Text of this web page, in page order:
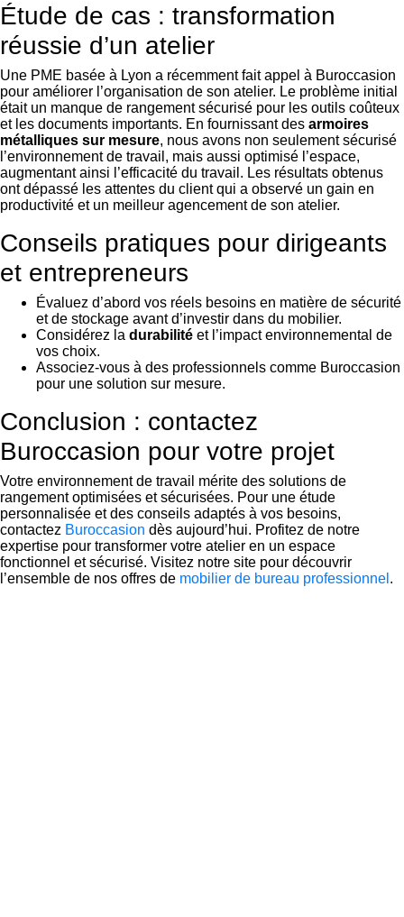
Étude de cas : transformation
réussie d’un atelier
Une PME basée à Lyon a récemment fait appel à Buroccasion
pour améliorer l’organisation de son atelier. Le problème initial
était un manque de rangement sécurisé pour les outils coûteux
et les documents importants. En fournissant des armoires
métalliques sur mesure, nous avons non seulement sécurisé
l’environnement de travail, mais aussi optimisé l’espace,
augmentant ainsi l’efficacité du travail. Les résultats obtenus
ont dépassé les attentes du client qui a observé un gain en
productivité et un meilleur agencement de son atelier.
Conseils pratiques pour dirigeants
et entrepreneurs
Évaluez d’abord vos réels besoins en matière de sécurité
et de stockage avant d’investir dans du mobilier.
Considérez la durabilité et l’impact environnemental de
vos choix.
Associez-vous à des professionnels comme Buroccasion
pour une solution sur mesure.
Conclusion : contactez
Buroccasion pour votre projet
Votre environnement de travail mérite des solutions de
rangement optimisées et sécurisées. Pour une étude
personnalisée et des conseils adaptés à vos besoins,
contactez Buroccasion dès aujourd’hui. Profitez de notre
expertise pour transformer votre atelier en un espace
fonctionnel et sécurisé. Visitez notre site pour découvrir
l’ensemble de nos offres de mobilier de bureau professionnel .